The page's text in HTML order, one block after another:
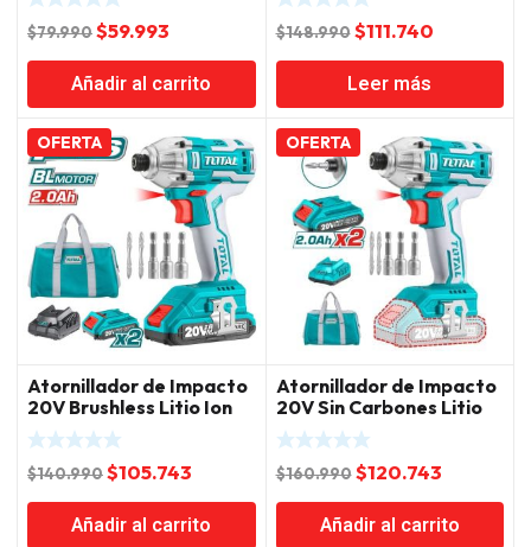
$79.990El
precio
original
era:
$79.990.
$59.993
precio
actual
es:
$59.993.
Añadir al carrito
$148.990 El
precio
original
era:
$148.990.
$111.740El
precio
es:
$111.740.
Leer más
OFERTA
Atornillador de Impacto
20V Brushless Litio Ion
Total
$140.990El
precio
original
$105.743
precio
actual
Añadir al carrito
OFERTA
Atornillador de Impacto
20V Sin Carbones Litio
Ion Total
$160.990 El
precio
original
$120.743El
precio
actual
Añadir al carrito